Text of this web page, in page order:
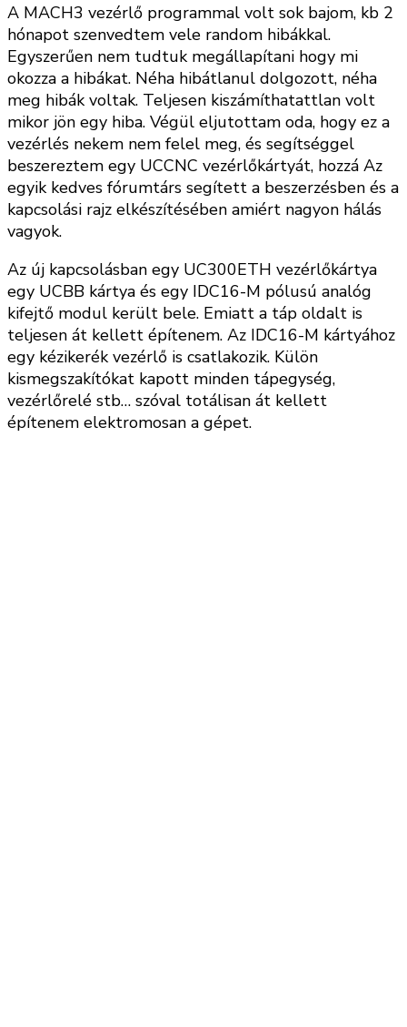
A MACH3 vezérlő programmal volt sok bajom, kb 2
hónapot szenvedtem vele random hibákkal.
Egyszerűen nem tudtuk megállapítani hogy mi
okozza a hibákat. Néha hibátlanul dolgozott, néha
meg hibák voltak. Teljesen kiszámíthatattlan volt
mikor jön egy hiba. Végül eljutottam oda, hogy ez a
vezérlés nekem nem felel meg, és segítséggel
beszereztem egy UCCNC vezérlőkártyát, hozzá Az
egyik kedves fórumtárs segített a beszerzésben és a
kapcsolási rajz elkészítésében amiért nagyon hálás
vagyok.
Az új kapcsolásban egy UC300ETH vezérlőkártya
egy UCBB kártya és egy IDC16-M pólusú analóg
kifejtő modul került bele. Emiatt a táp oldalt is
teljesen át kellett építenem. Az IDC16-M kártyához
egy kézikerék vezérlő is csatlakozik. Külön
kismegszakítókat kapott minden tápegység,
vezérlőrelé stb… szóval totálisan át kellett
építenem elektromosan a gépet.